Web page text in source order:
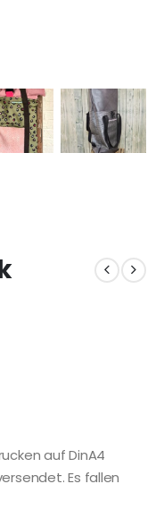
auf DinA4
Es fallen